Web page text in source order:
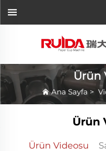
Ürün
Ana Sayfa >
Ürün
Ürün Videosu